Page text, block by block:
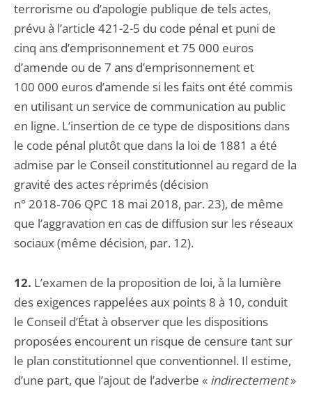
terrorisme ou d’apologie publique de tels actes,
prévu à l’article 421-2-5 du code pénal et puni de
cinq ans d’emprisonnement et 75 000 euros
d’amende ou de 7 ans d’emprisonnement et
100 000 euros d’amende si les faits ont été commis
en utilisant un service de communication au public
en ligne. L’insertion de ce type de dispositions dans
le code pénal plutôt que dans la loi de 1881 a été
admise par le Conseil constitutionnel au regard de la
gravité des actes réprimés (décision
n° 2018‑706 QPC 18 mai 2018, par. 23), de même
que l’aggravation en cas de diffusion sur les réseaux
sociaux (même décision, par. 12).
12. L’examen de la proposition de loi, à la lumière
des exigences rappelées aux points 8 à 10, conduit
le Conseil d’État à observer que les dispositions
proposées encourent un risque de censure tant sur
le plan constitutionnel que conventionnel. Il estime,
d’une part, que l’ajout de l’adverbe « indirectement»